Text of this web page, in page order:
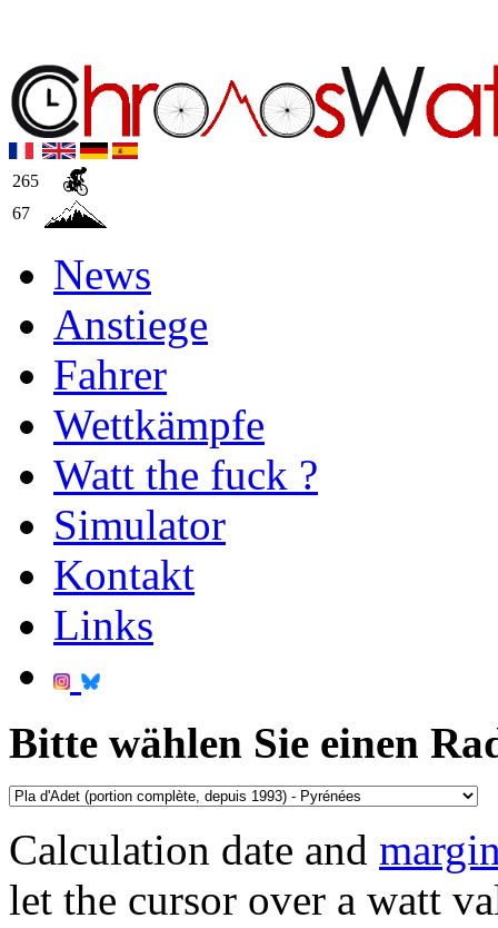
265
67
News
Anstiege
Fahrer
Wettkämpfe
Watt the fuck ?
Simulator
Kontakt
Links
Bitte wählen Sie einen
Calculation date and
let the cursor over a watt